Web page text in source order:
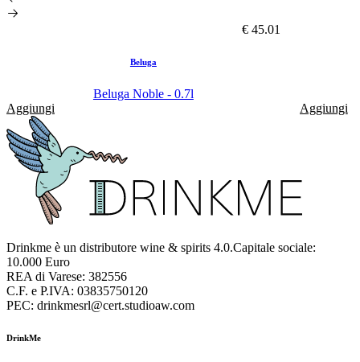
€ 45.01
Beluga
Beluga Noble - 0.7l
Aggiungi
Aggiungi
Drinkme è un distributore wine & spirits 4.0.Capitale sociale:
10.000 Euro
REA di Varese: 382556
C.F. e P.IVA: 03835750120
PEC: drinkmesrl@cert.studioaw.com
DrinkMe